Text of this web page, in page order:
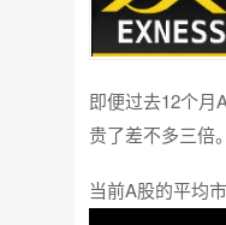
即便过去12个月
贵了差不多三倍。
当前A股的平均